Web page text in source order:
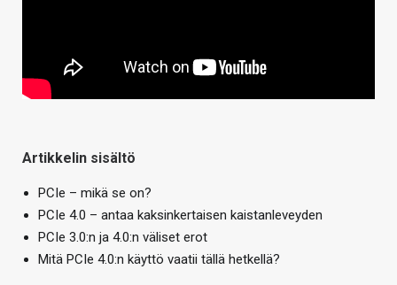
Artikkelin sisältö
PCIe – mikä se on?
PCIe 4.0 – antaa kaksinkertaisen kaistanleveyden
PCIe 3.0:n ja 4.0:n väliset erot
Mitä PCIe 4.0:n käyttö vaatii tällä hetkellä?